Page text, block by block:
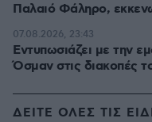
Παλαιό Φάληρο,
Εντυπωσιάζει με την
Όσμαν στις διακοπές
07.08.2026, 23:43
ΔΕΙΤΕ ΟΛΕΣ ΤΙΣ